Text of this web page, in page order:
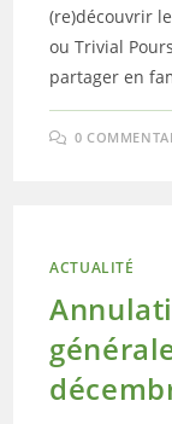
(re)découvrir
ou Trivial
partager en
0
ACTUALITÉ